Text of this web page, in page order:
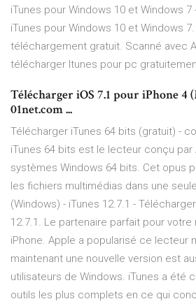
iTunes pour Windows 10 et Windows
iTunes pour Windows 10 et Windows
téléchargement gratuit. Scanné avec
télécharger Itunes pour pc
Télécharger iOS 7.1 pour iPhone 4
01net.com ...
Télécharger iTunes 64 bits (gratuit) -
iTunes 64 bits est le lecteur conçu par
systèmes Windows 64 bits. Cet opus
les fichiers multimédias dans une
(Windows) - iTunes 12.7.1 -
12.7.1. Le partenaire parfait pour votre
iPhone. Apple a popularisé ce lecteur
maintenant une nouvelle version est
utilisateurs de Windows. iTunes a été
outils les plus complets en ce qui